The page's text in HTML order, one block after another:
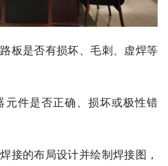
板是否有损坏、毛刺、虚焊等
元件是否正确、损坏或极性错
接的布局设计并绘制焊接图，